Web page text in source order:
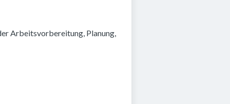
Arbeitsvorbereitung, Planung,